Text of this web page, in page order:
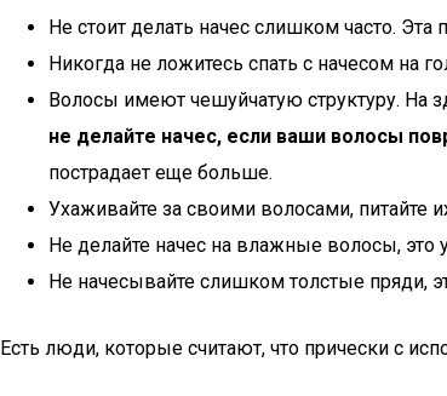
Не стоит делать начес слишком часто.
Никогда не ложитесь спать с начесом на
Волосы имеют чешуйчатую структуру. На
не делайте начес, если ваши волосы
пострадает еще больше.
Ухаживайте за своими волосами, питайте
Не делайте начес на влажные волосы, это
Не начесывайте слишком толстые пряди,
Есть люди, которые считают, что прически с